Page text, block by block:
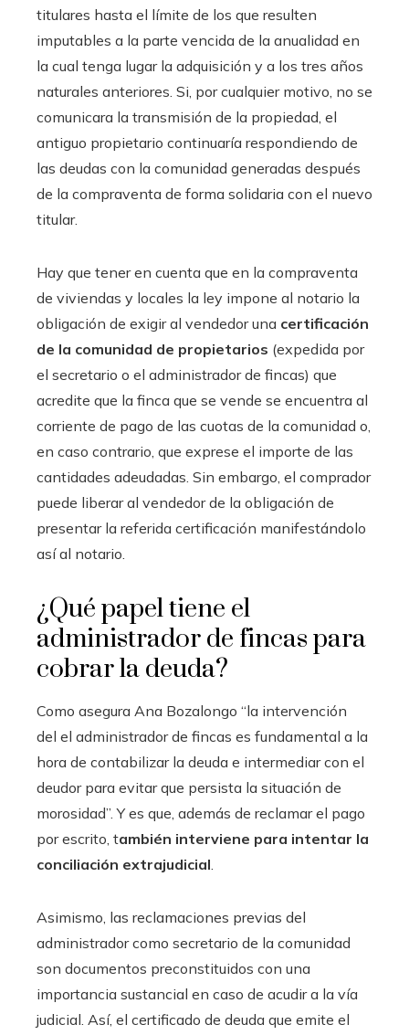
titulares hasta el límite de los que resulten
imputables a la parte vencida de la anualidad en
la cual tenga lugar la adquisición y a los tres años
naturales anteriores. Si, por cualquier motivo, no se
comunicara la transmisión de la propiedad, el
antiguo propietario continuaría respondiendo de
las deudas con la comunidad generadas después
de la compraventa de forma solidaria con el nuevo
titular.
Hay que tener en cuenta que en la compraventa
de viviendas y locales la ley impone al notario la
obligación de exigir al vendedor una certificación
de la comunidad de propietarios (expedida por
el secretario o el administrador de fincas) que
acredite que la finca que se vende se encuentra al
corriente de pago de las cuotas de la comunidad o,
en caso contrario, que exprese el importe de las
cantidades adeudadas. Sin embargo, el comprador
puede liberar al vendedor de la obligación de
presentar la referida certificación manifestándolo
así al notario.
¿Qué papel tiene el
administrador de fincas para
cobrar la deuda?
Como asegura Ana Bozalongo “la intervención
del el administrador de fincas es fundamental a la
hora de contabilizar la deuda e intermediar con el
deudor para evitar que persista la situación de
morosidad”. Y es que, además de reclamar el pago
por escrito, también interviene para intentar la
conciliación extrajudicial.
Asimismo, las reclamaciones previas del
administrador como secretario de la comunidad
son documentos preconstituidos con una
importancia sustancial en caso de acudir a la vía
judicial. Así, el certificado de deuda que emite el